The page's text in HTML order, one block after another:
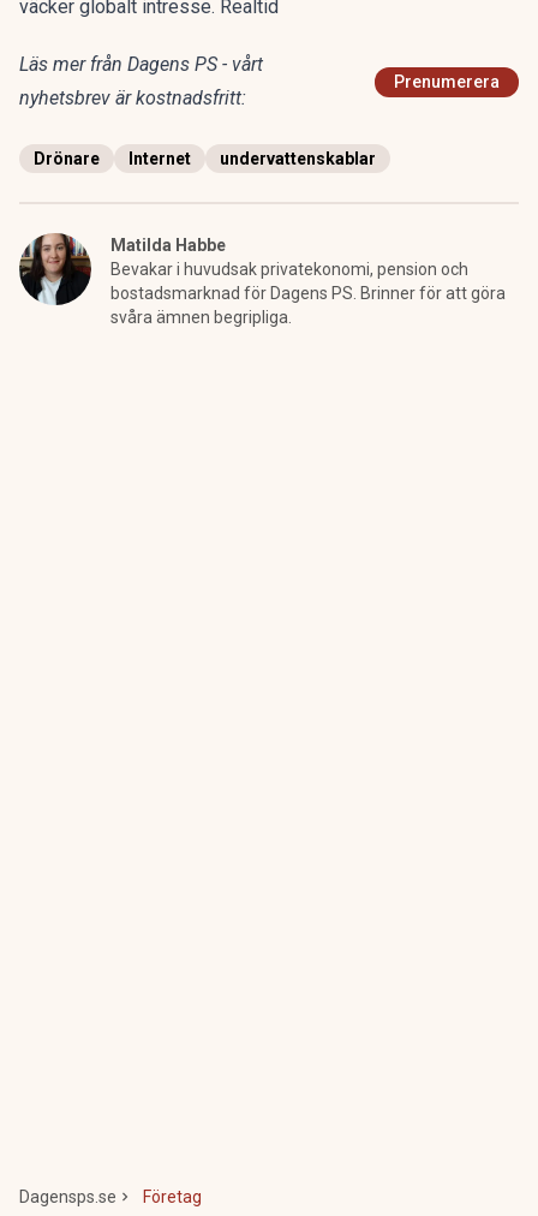
väcker globalt intresse. Realtid
Läs mer från Dagens PS - vårt
nyhetsbrev är kostnadsfritt:
Prenumerera
Drönare Internet undervattenskablar
Matilda Habbe
Bevakar i huvudsak privatekonomi, pension och
bostadsmarknad för Dagens PS. Brinner för att göra
svåra ämnen begripliga.
Dagensps.se Företag